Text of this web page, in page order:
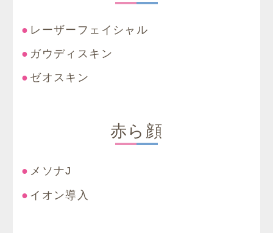
レーザーフェイシャル
ガウディスキン
ゼオスキン
赤ら顔
メソナJ
イオン導入